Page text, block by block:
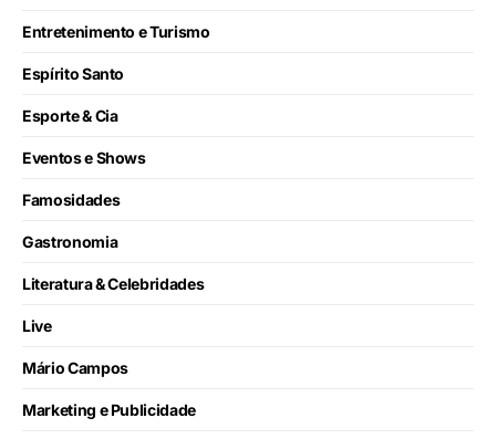
Entretenimento e Turismo
Espírito Santo
Esporte & Cia
Eventos e Shows
Famosidades
Gastronomia
Literatura & Celebridades
Live
Mário Campos
Marketing e Publicidade